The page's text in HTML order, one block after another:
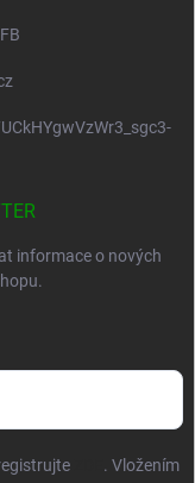
informace o nových
. Vložením